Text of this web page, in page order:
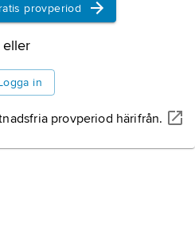
provperiod
eller
in
provperiod härifrån.